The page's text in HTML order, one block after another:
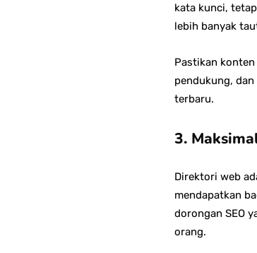
kata kunci,
lebih banyak
Pastikan
pendukung,
terbaru.
3.
Direktori web
mendapatkan
dorongan SEO
orang.